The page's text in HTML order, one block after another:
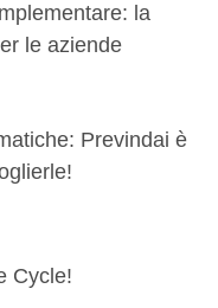
la
le aziende
Previndai è
Cycle!